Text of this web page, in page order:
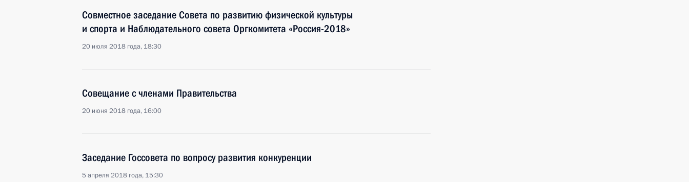
Совместное заседание Совета по развитию физической культуры
и спорта и Наблюдательного совета Оргкомитета «Россия-2018»
20 июля 2018 года, 18:30
Совещание с членами Правительства
20 июня 2018 года, 16:00
Заседание Госсовета по вопросу развития конкуренции
5 апреля 2018 года, 15:30